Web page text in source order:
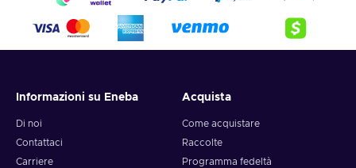
4. Pick the desired crypto between 8 of the most popular
crypto,
5. Enter your wallet address and click on redeem,
Note: You can choose one currency at a time and can only
redeem your whole voucher at once. Once you’ve done that,
you should give it up to 30 minutes for your cryptocurrency
to arrive in your wallet. After that, you can use your new
Informazioni su Eneba
Di noi
Contattaci
Carriere
Acquista
Come acquistare
Raccolte
Programma fedeltà